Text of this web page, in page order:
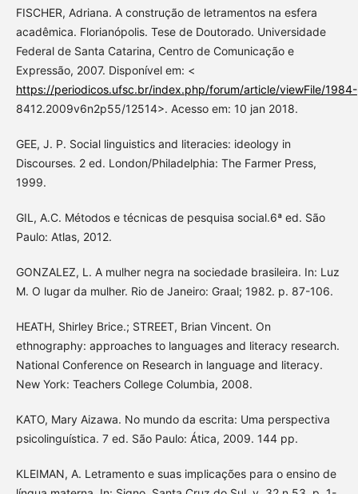
FISCHER, Adriana. A construção de letramentos na esfera
acadêmica. Florianópolis. Tese de Doutorado. Universidade
Federal de Santa Catarina, Centro de Comunicação e
Expressão, 2007. Disponível em: <
https://periodicos.ufsc.br/index.php/forum/article/viewFile/1984-
8412.2009v6n2p55/12514>. Acesso em: 10 jan 2018.
GEE, J. P. Social linguistics and literacies: ideology in
Discourses. 2 ed. London/Philadelphia: The Farmer Press,
1999.
GIL, A.C. Métodos e técnicas de pesquisa social.6ª ed. São
Paulo: Atlas, 2012.
GONZALEZ, L. A mulher negra na sociedade brasileira. In: Luz
M. O lugar da mulher. Rio de Janeiro: Graal; 1982. p. 87-106.
HEATH, Shirley Brice.; STREET, Brian Vincent. On
ethnography: approaches to languages and literacy research.
National Conference on Research in language and literacy.
New York: Teachers College Columbia, 2008.
KATO, Mary Aizawa. No mundo da escrita: Uma perspectiva
psicolinguística. 7 ed. São Paulo: Ática, 2009. 144 pp.
KLEIMAN, A. Letramento e suas implicações para o ensino de